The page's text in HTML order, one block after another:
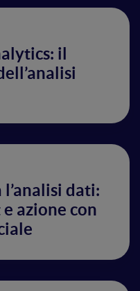
il
l’analisi dati:
azione con